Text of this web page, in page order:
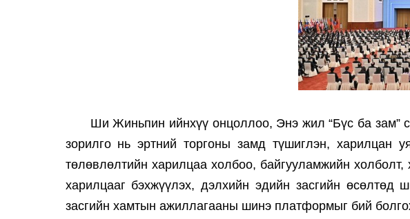
Ши Жиньпин ийнхүү онцоллоо, Энэ жил “Бүс ба зам”
зорилго нь эртний торгоны замд түшиглэн, харилцан
төлөвлөлтийн харилцаа холбоо, байгууламжийн
харилцааг бэхжүүлэх, дэлхийн эдийн засгийн
засгийн хамтын ажиллагааны шинэ платформыг бий